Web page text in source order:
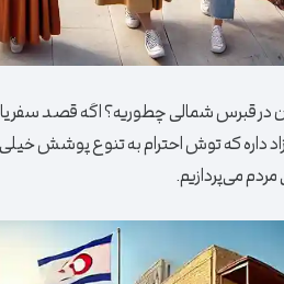
در قبرس شمالی چطوریه؟ اگه قصد سفر یا
داره که توش احترام به تنوع پوشش
می‌پردازیم.